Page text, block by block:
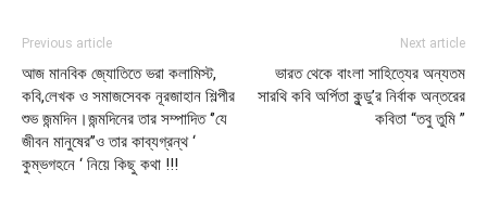
Previous article
আজ মানবিক জ্যোতিতে ভরা কলামিস্ট,
কবি,লেখক ও সমাজসেবক নূরজাহান শিল্পীর
শুভ জন্মদিন।জন্মদিনের তার সম্পাদিত ‘’যে
জীবন মানুষের’’ও তার কাব্যগ্রন্থ ‘
কুম্ভগহনে ‘ নিয়ে কিছু কথা !!!
Next article
ভারত থেকে বাংলা সাহিত্যের অন্যতম
সারথি কবি অর্পিতা কুন্ডু’র নির্বাক অন্তরের
কবিতা “তবু তুমি ”